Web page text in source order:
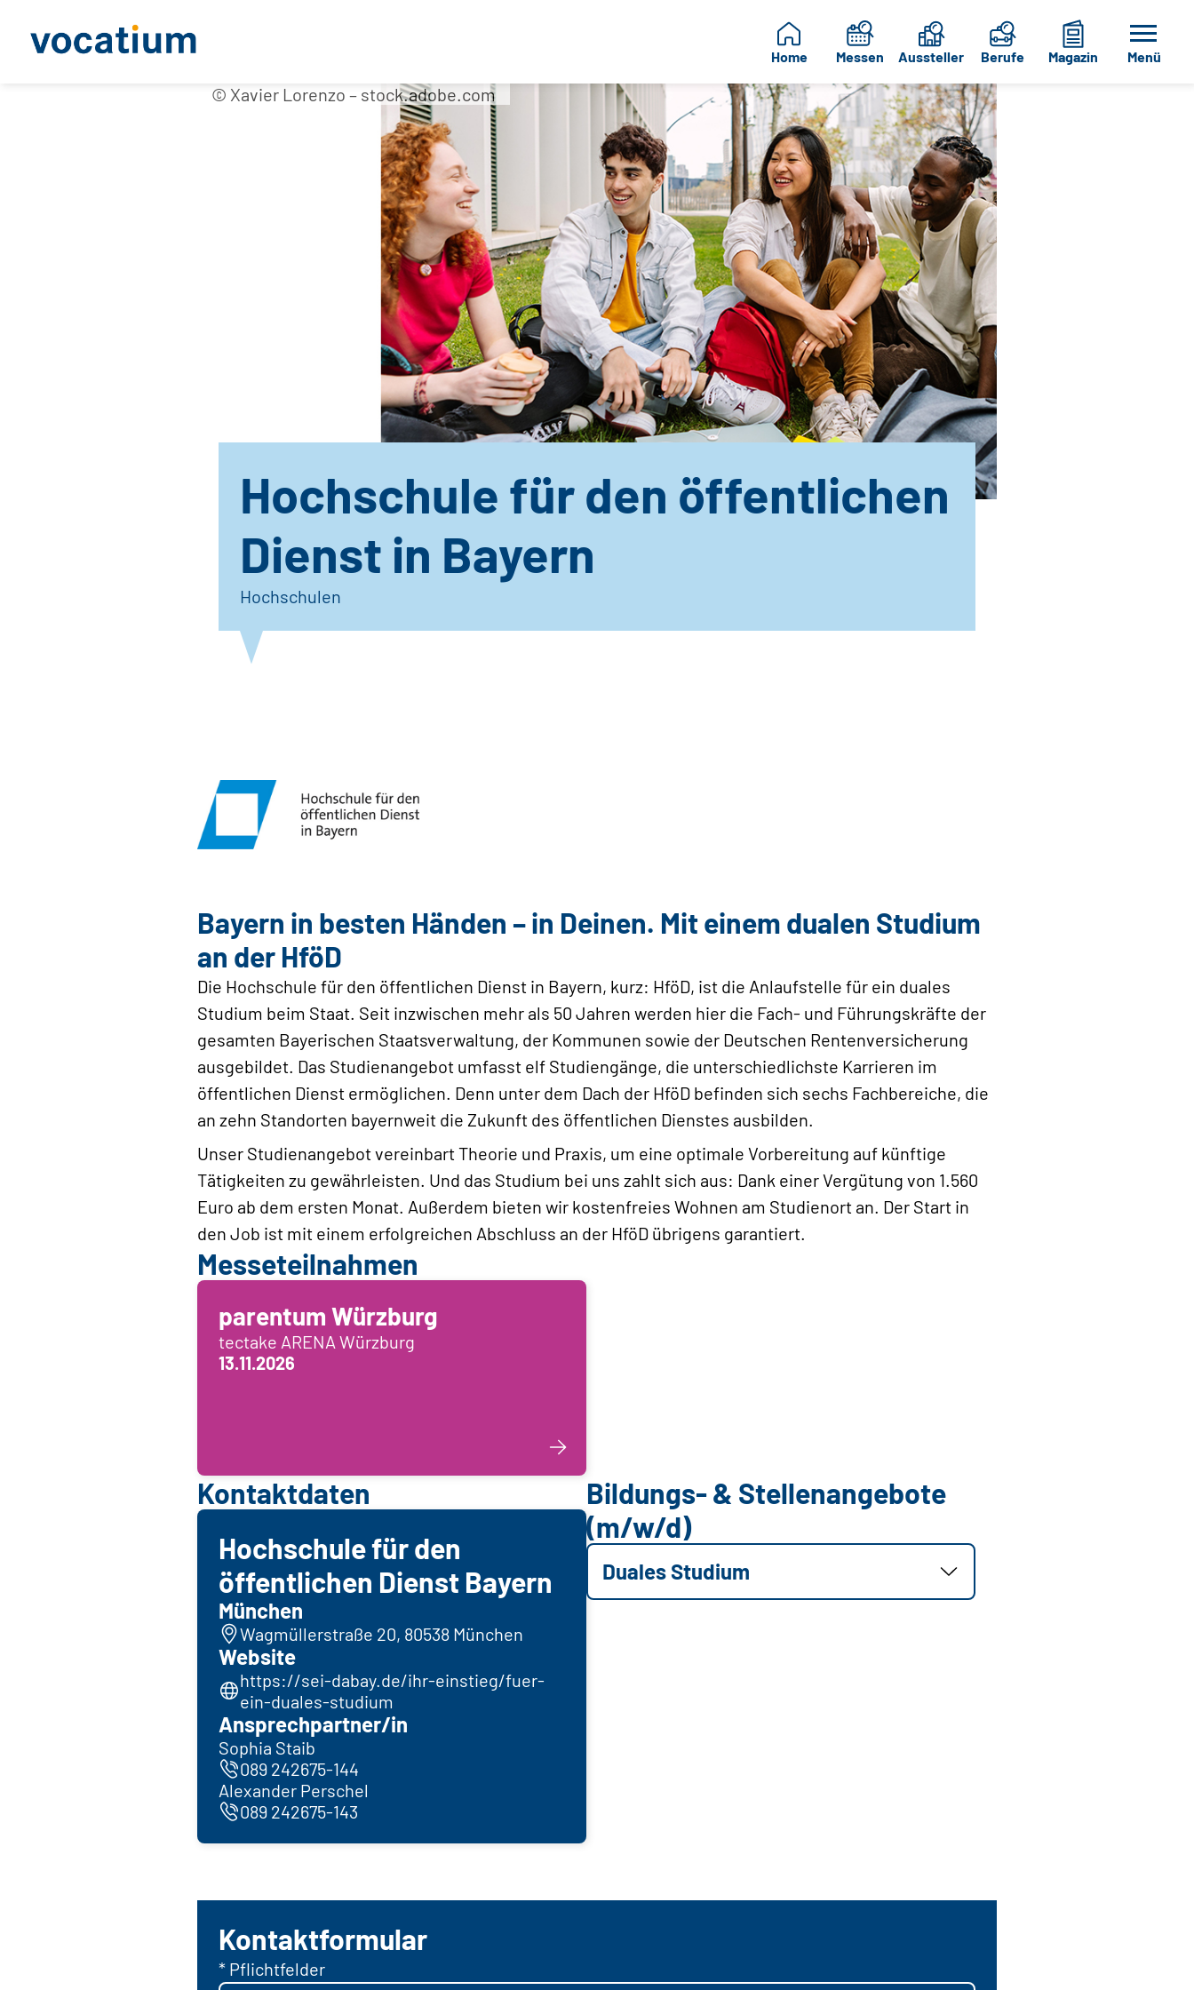
Home Messen Aussteller Berufe Magazin Menü
© Xavier Lorenzo – stock.adobe.com
Hochschule für den öffentlichen
Dienst in Bayern
Hochschulen
Bayern in besten Händen – in Deinen. Mit einem dualen Studium
an der HföD
Die Hochschule für den öffentlichen Dienst in Bayern, kurz: HföD, ist die Anlaufstelle für ein duales
Studium beim Staat. Seit inzwischen mehr als 50 Jahren werden hier die Fach- und Führungskräfte der
gesamten Bayerischen Staatsverwaltung, der Kommunen sowie der Deutschen Rentenversicherung
ausgebildet. Das Studienangebot umfasst elf Studiengänge, die unterschiedlichste Karrieren im
öffentlichen Dienst ermöglichen. Denn unter dem Dach der HföD befinden sich sechs Fachbereiche, die
an zehn Standorten bayernweit die Zukunft des öffentlichen Dienstes ausbilden.
Unser Studienangebot vereinbart Theorie und Praxis, um eine optimale Vorbereitung auf künftige
Tätigkeiten zu gewährleisten. Und das Studium bei uns zahlt sich aus: Dank einer Vergütung von 1.560
Euro ab dem ersten Monat. Außerdem bieten wir kostenfreies Wohnen am Studienort an. Der Start in
den Job ist mit einem erfolgreichen Abschluss an der HföD übrigens garantiert.
Messeteilnahmen
parentum Würzburg
tectake ARENA Würzburg
13.11.2026
Kontaktdaten
Hochschule für den
öffentlichen Dienst Bayern
München
Wagmüllerstraße 20, 80538 München
Website
https://sei-dabay.de/ihr-einstieg/fuer-
ein-duales-studium
Ansprechpartner/in
Sophia Staib
089 242675-144
Alexander Perschel
089 242675-143
Bildungs- & Stellenangebote
(m/w/d)
Duales Studium
Kontaktformular
* Pflichtfelder